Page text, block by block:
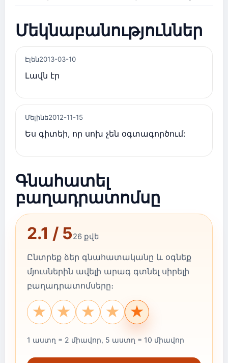
Մեկնաբանություններ
Էլեն2013-03-10
Լավն էր
Մելինե2012-11-15
Ես գիտեի, որ սոխ չեն օգտագործում:
Գնահատել
բաղադրատոմսը
2.1 / 526 քվե
Ընտրեք ձեր գնահատականը և օգնեք
մյուսներին ավելի արագ գտնել սիրելի
բաղադրատոմսերը։
★
★
★
★
★
1 աստղ = 2 միավոր, 5 աստղ = 10 միավոր